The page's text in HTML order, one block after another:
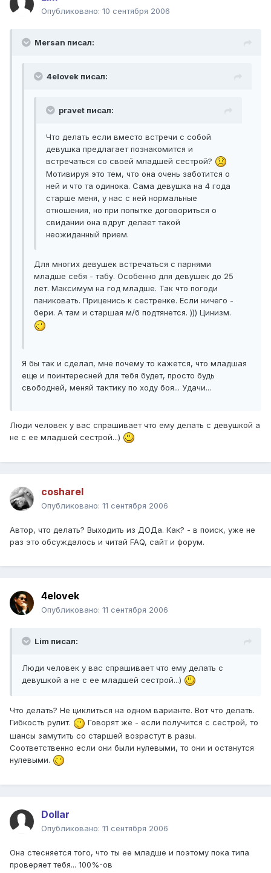
Опубликовано: 10 сентября 2006
Mersan писал:
4elovek писал:
pravet писал:
Что делать если вместо встречи с собой
девушка предлагает познакомится и
встречаться со своей младшей сестрой?
Мотивируя это тем, что она очень заботится о
ней и что та одинока. Сама девушка на 4 года
старше меня, у нас с ней нормальные
отношения, но при попытке договориться о
свидании она вдруг делает такой
неожиданный прием.
Для многих девушек встречаться с парнями
младше себя - табу. Особенно для девушек до 25
лет. Максимум на год младше. Так что погоди
паниковать. Приценись к сестренке. Если ничего -
бери. А там и старшая м/б подтянется. ))) Цинизм.
Я бы так и сделал, мне почему то кажется, что младшая
еще и поинтересней для тебя будет, просто будь
свободней, меняй тактику по ходу боя... Удачи...
Люди человек у вас спрашивает что ему делать с девушкой а
не с ее младшей сестрой...)
cosharel
Опубликовано: 11 сентября 2006
Автор, что делать? Выходить из ДОДа. Как? - в поиск, уже не
раз это обсуждалось и читай FAQ, сайт и форум.
4elovek
Опубликовано: 11 сентября 2006
Lim писал:
Люди человек у вас спрашивает что ему делать с
девушкой а не с ее младшей сестрой...)
Что делать? Не циклиться на одном варианте. Вот что делать.
Гибкость рулит.
Говорят же - если получится с сестрой, то
шансы замутить со старшей возрастут в разы.
Соответственно если они были нулевыми, то они и останутся
нулевыми.
Dollar
Опубликовано: 11 сентября 2006
Она стесняется того, что ты ее младше и поэтому пока типа
проверяет тебя... 100%-ов